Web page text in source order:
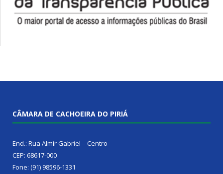
CÂMARA DE CACHOEIRA DO PIRIÁ
End.: Rua Almir Gabriel – Centro
CEP: 68617-000
Fone: (91) 98596-1331